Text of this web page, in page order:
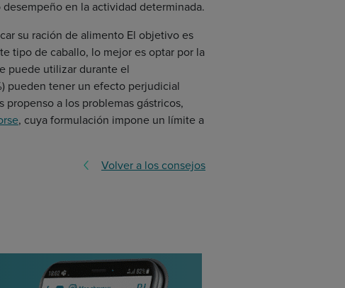
en la actividad determinada.
su ración de alimento El objetivo es
tipo de caballo, lo mejor es optar por la
puede utilizar durante el
pueden tener un efecto perjudicial
propenso a los problemas gástricos,
, cuya formulación impone un límite a
Volver a los consejos